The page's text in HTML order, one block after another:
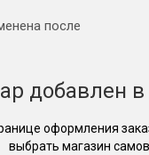
после
добавлен в
оформления
выбрать магазин